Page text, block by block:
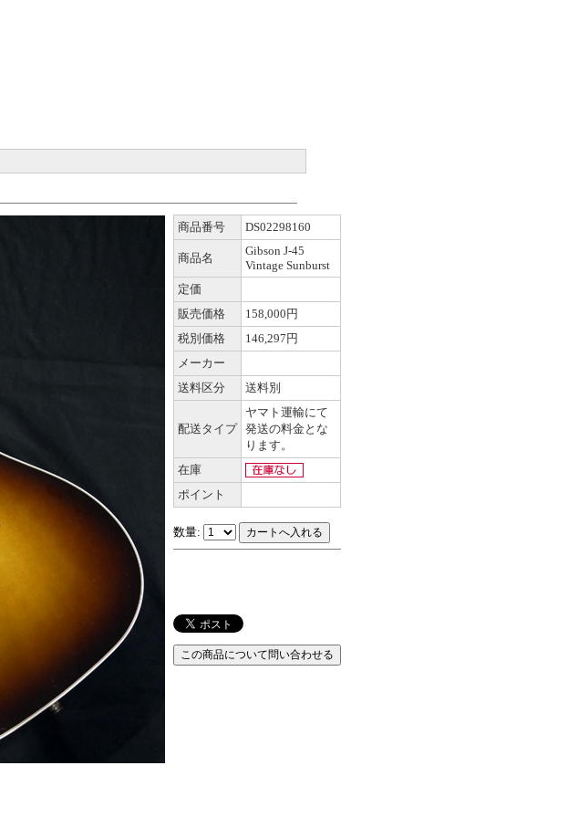
商品番号 DS02298160
商品名
Gibson J-45
Vintage Sunburst
定価
販売価格
158,000円
税別価格
146,297円
メーカー
送料区分
送料別
配送タイプ
ヤマト運輸にて
発送の料金とな
ります。
在庫
ポイント
数量: